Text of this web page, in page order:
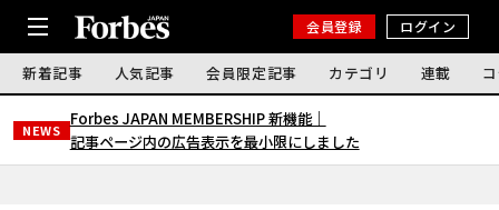
会員登録 ログイン
新着記事 人気記事 会員限定記事 カテゴリ 連載
NEWS
Forbes JAPAN MEMBERSHIP 新機能｜
記事ページ内の広告表示を最小限にしました